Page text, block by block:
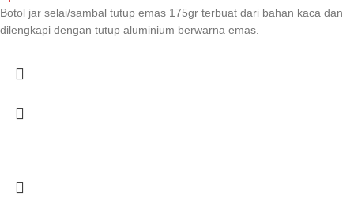
Botol jar selai/sambal tutup emas 175gr terbuat dari bahan kaca dan
dilengkapi dengan tutup aluminium berwarna emas.